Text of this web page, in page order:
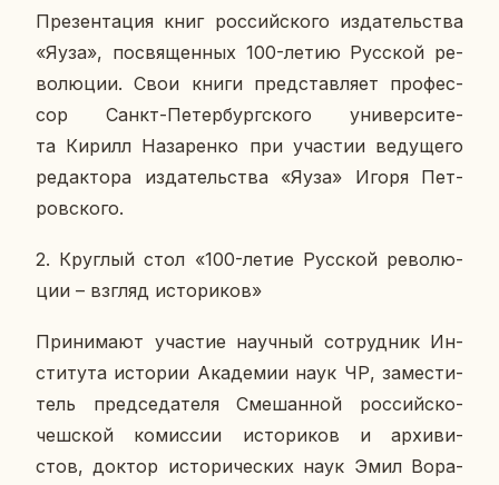
Пре­зен­та­ция книг рос­сий­ско­го из­да­тель­ства
«Яуза», по­свя­щен­ных 100-летию Рус­ской ре­
во­лю­ции.Свои книги пред­став­ля­ет про­фес­
сор Санкт-Пе­тер­бург­ско­го уни­вер­си­те­
та Кирилл На­за­рен­ко при уча­стии ве­ду­ще­го
ре­дак­то­ра из­да­тель­ства «Яуза» Игоря Пет­
ров­ско­го.
2. Круг­лый стол «100-летие Рус­ской ре­во­лю­
ции – взгляд ис­то­ри­ков»
При­ни­ма­ют уча­стие на­уч­ный со­труд­ник Ин­
сти­ту­та ис­то­рии Ака­де­мии наук ЧР, за­ме­сти­
тель пред­се­да­те­ля Сме­шан­ной рос­сий­ско-
чеш­ской ко­мис­сии ис­то­ри­ков и ар­хи­ви­
стов,доктор ис­то­ри­че­ских наук Эмил Во­ра­